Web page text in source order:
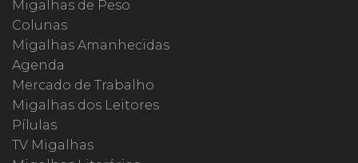
Migalhas de Peso
Colunas
Migalhas Amanhecidas
Agenda
Mercado de Trabalho
Migalhas dos Leitores
Pílulas
TV Migalhas